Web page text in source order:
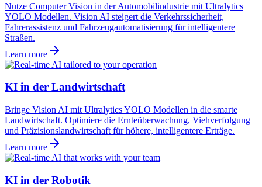
Nutze Computer Vision in der Automobilindustrie mit Ultralytics
YOLO Modellen. Vision AI steigert die Verkehrssicherheit,
Fahrerassistenz und Fahrzeugautomatisierung für intelligentere
Straßen.
Learn more
KI in der Landwirtschaft
Bringe Vision AI mit Ultralytics YOLO Modellen in die smarte
Landwirtschaft. Optimiere die Ernteüberwachung, Viehverfolgung
und Präzisionslandwirtschaft für höhere, intelligentere Erträge.
Learn more
KI in der Robotik